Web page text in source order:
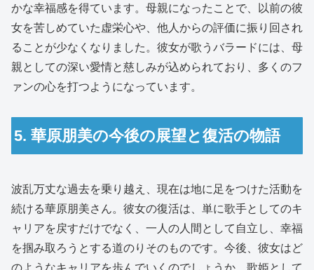
かな幸福感を得ています。母親になったことで、以前の彼
女を苦しめていた虚栄心や、他人からの評価に振り回され
ることが少なくなりました。彼女が歌うバラードには、母
親としての深い愛情と慈しみが込められており、多くのフ
ァンの心を打つようになっています。
5. 華原朋美の今後の展望と復活の物語
波乱万丈な過去を乗り越え、現在は地に足をつけた活動を
続ける華原朋美さん。彼女の復活は、単に歌手としてのキ
ャリアを戻すだけでなく、一人の人間として自立し、幸福
を掴み取ろうとする道のりそのものです。今後、彼女はど
のようなキャリアを歩んでいくのでしょうか。歌姫として